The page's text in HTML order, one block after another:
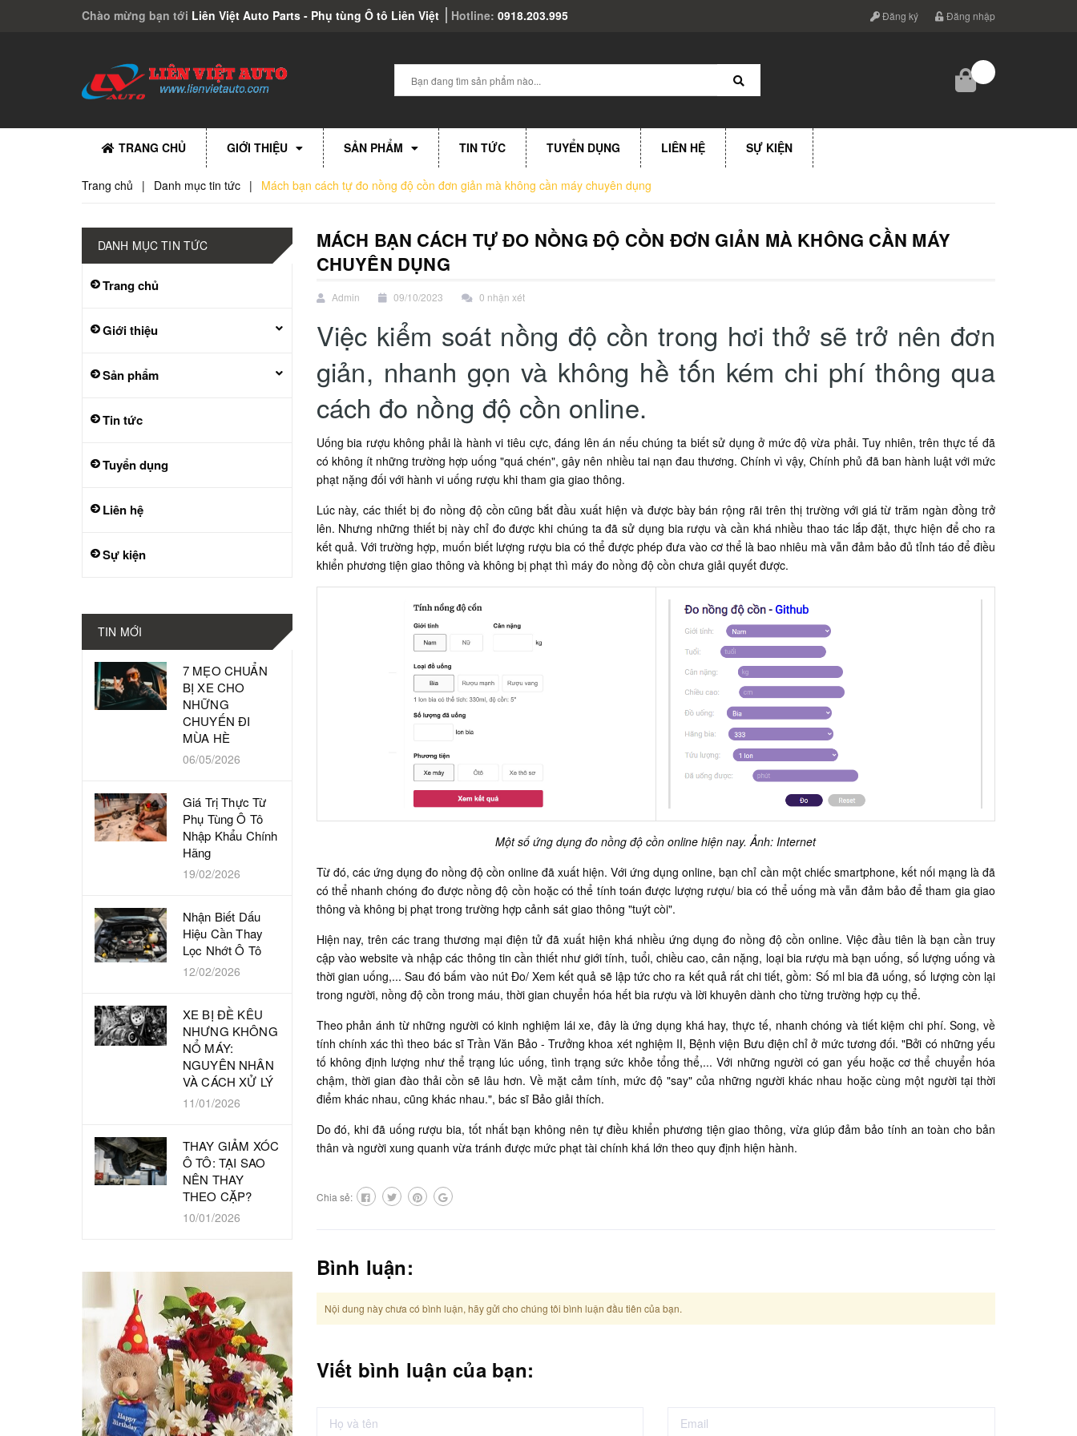
Chào mừng bạn tới Liên Việt Auto Parts - Phụ tùng Ô tô Liên Việt Hotline: 0918.203.995 Đăng ký Đăng nhập
TRANG CHỦ GIỚI THIỆU SẢN PHẨM TIN TỨC TUYỂN DỤNG LIÊN HỆ SỰ KIỆN
Trang chủ | Danh mục tin tức | Mách bạn cách tự đo nồng độ cồn đơn giản mà không cần máy chuyên dụng
MÁCH BẠN CÁCH TỰ ĐO NỒNG ĐỘ CỒN ĐƠN GIẢN MÀ KHÔNG CẦN MÁY
CHUYÊN DỤNG
Admin 09/10/2023 0 nhận xét
Việc kiểm soát nồng độ cồn trong hơi thở sẽ trở nên đơn
giản, nhanh gọn và không hề tốn kém chi phí thông qua
cách đo nồng độ cồn online.
Uống bia rượu không phải là hành vi tiêu cực, đáng lên án nếu chúng ta biết sử dụng ở mức độ vừa phải. Tuy nhiên, trên thực tế đã
có không ít những trường hợp uống "quá chén", gây nên nhiều tai nạn đau thương. Chính vì vậy, Chính phủ đã ban hành luật với mức
phạt nặng đối với hành vi uống rượu khi tham gia giao thông.
Lúc này, các thiết bị đo nồng độ cồn cũng bắt đầu xuất hiện và được bày bán rộng rãi trên thị trường với giá từ trăm ngàn đồng trở
lên. Nhưng những thiết bị này chỉ đo được khi chúng ta đã sử dụng bia rượu và cần khá nhiều thao tác lắp đặt, thực hiện để cho ra
kết quả. Với trường hợp, muốn biết lượng rượu bia có thể được phép đưa vào cơ thể là bao nhiêu mà vẫn đảm bảo đủ tỉnh táo để điều
khiển phương tiện giao thông và không bị phạt thì máy đo nồng độ cồn chưa giải quyết được.
Một số ứng dụng đo nồng độ cồn online hiện nay. Ảnh: Internet
Từ đó, các ứng dụng đo nồng độ cồn online đã xuất hiện. Với ứng dụng online, bạn chỉ cần một chiếc smartphone, kết nối mạng là đã
có thể nhanh chóng đo được nồng độ cồn hoặc có thể tính toán được lượng rượu/ bia có thể uống mà vẫn đảm bảo để tham gia giao
thông và không bị phạt trong trường hợp cảnh sát giao thông "tuýt còi".
Hiện nay, trên các trang thương mại điện tử đã xuất hiện khá nhiều ứng dụng đo nồng độ cồn online. Việc đầu tiên là bạn cần truy
cập vào website và nhập các thông tin cần thiết như giới tính, tuổi, chiều cao, cân nặng, loại bia rượu mà bạn uống, số lượng uống và
thời gian uống,... Sau đó bấm vào nút Đo/ Xem kết quả sẽ lập tức cho ra kết quả rất chi tiết, gồm: Số ml bia đã uống, số lượng còn lại
trong người, nồng độ cồn trong máu, thời gian chuyển hóa hết bia rượu và lời khuyên dành cho từng trường hợp cụ thể.
Theo phản ánh từ những người có kinh nghiệm lái xe, đây là ứng dụng khá hay, thực tế, nhanh chóng và tiết kiệm chi phí. Song, về
tính chính xác thì theo bác sĩ Trần Văn Bảo - Trưởng khoa xét nghiệm II, Bệnh viện Bưu điện chỉ ở mức tương đối. "Bởi có những yếu
tố không định lượng như thể trạng lúc uống, tình trạng sức khỏe tổng thể,... Với những người có gan yếu hoặc cơ thể chuyển hóa
chậm, thời gian đào thải cồn sẽ lâu hơn. Về mặt cảm tính, mức độ "say" của những người khác nhau hoặc cùng một người tại thời
điểm khác nhau, cũng khác nhau.", bác sĩ Bảo giải thích.
Do đó, khi đã uống rượu bia, tốt nhất bạn không nên tự điều khiển phương tiện giao thông, vừa giúp đảm bảo tính an toàn cho bản
thân và người xung quanh vừa tránh được mức phạt tài chính khá lớn theo quy định hiện hành.
Chia sẻ:
Bình luận:
Nội dung này chưa có bình luận, hãy gửi cho chúng tôi bình luận đầu tiên của bạn.
Viết bình luận của bạn:
DANH MỤC TIN TỨC
Trang chủ
Giới thiệu
Sản phẩm
Tin tức
Tuyển dụng
Liên hệ
Sự kiện
TIN MỚI
7 MẸO CHUẨN
BỊ XE CHO
NHỮNG
CHUYẾN ĐI
MÙA HÈ
06/05/2026
Giá Trị Thực Từ
Phụ Tùng Ô Tô
Nhập Khẩu Chính
Hãng
19/02/2026
Nhận Biết Dấu
Hiệu Cần Thay
Lọc Nhớt Ô Tô
12/02/2026
XE BỊ ĐỀ KÊU
NHƯNG KHÔNG
NỔ MÁY:
NGUYÊN NHÂN
VÀ CÁCH XỬ LÝ
11/01/2026
THAY GIẢM XÓC
Ô TÔ: TẠI SAO
NÊN THAY
THEO CẶP?
10/01/2026